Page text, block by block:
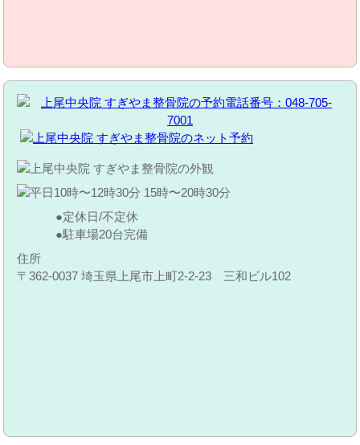
定休日/不定休
駐車場20台完備
住所
〒362-0037 埼玉県上尾市上町2-2-23 三和ビル102